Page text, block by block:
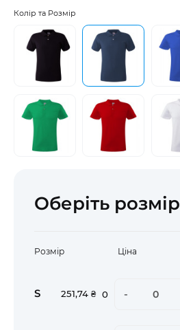
Колір та Розмір
Оберіть розмір
Розмір Ціна
S 251,74 ₴ 0 -